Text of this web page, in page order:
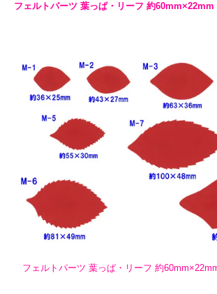
フェルトパーツ 葉っぱ・リーフ 約60mm×22mm
フェルトパーツ 葉っぱ・リーフ 約